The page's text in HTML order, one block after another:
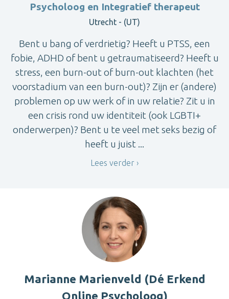
Psycholoog en Integratief therapeut
Utrecht - (UT)
Bent u bang of verdrietig? Heeft u PTSS, een
fobie, ADHD of bent u getraumatiseerd? Heeft u
stress, een burn-out of burn-out klachten (het
voorstadium van een burn-out)? Zijn er (andere)
problemen op uw werk of in uw relatie? Zit u in
een crisis rond uw identiteit (ook LGBTI+
onderwerpen)? Bent u te veel met seks bezig of
heeft u juist ...
Lees verder
Marianne Marienveld (Dé Erkend
Online Psycholoog)